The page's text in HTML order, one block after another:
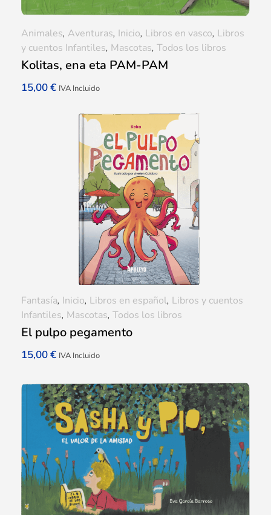
Kolitas, ena eta PAM-PAM
15,00€ IVA Incluido
Animales, Aventuras, Inicio, Libros en vasco, Libros
y cuentos Infantiles, Mascotas, Todos los libros
El pulpo pegamento
15,00€ IVA Incluido
Fantasía, Inicio, Libros en español, Libros y cuentos
Infantiles, Mascotas, Todos los libros